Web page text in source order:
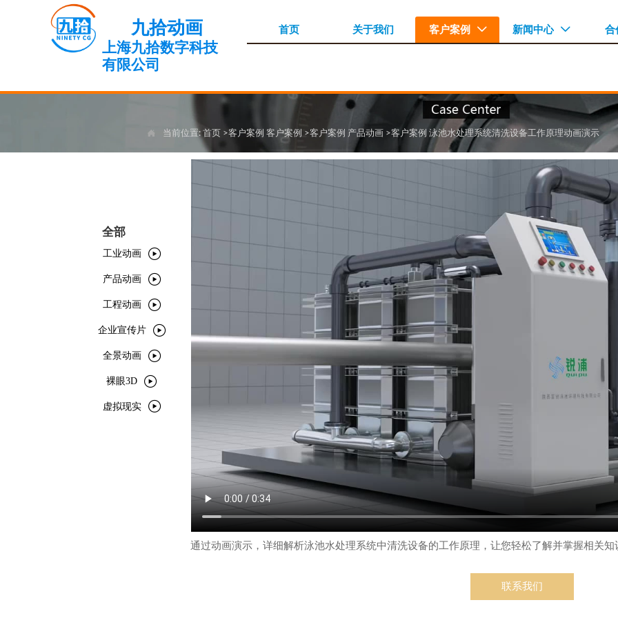
九拾动画
上海九拾数字科技
有限公司
首页 关于我们 客户案例  新闻中心  合
 当前位置:首页>客户案例 客户案例 >客户案例 产品动画>客户案例 泳池水处理系统清洗设备工作原理动画演示
全部
工业动画 
产品动画 
工程动画 
企业宣传片 
全景动画 
裸眼3D 
虚拟现实 
通过动画演示，详细解析泳池水处理系统中清洗设备的工作原理，让您轻松了解并掌握相关知
联系我们